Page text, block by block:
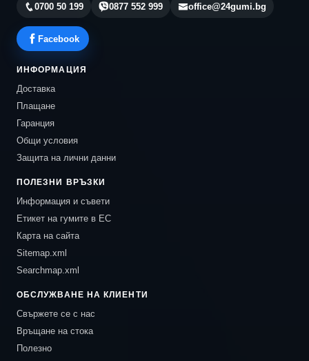
0700 50 199 0877 552 999 office@24gumi.bg
Facebook
ИНФОРМАЦИЯ
Доставка
Плащане
Гаранция
Общи условия
Защита на лични данни
ПОЛЕЗНИ ВРЪЗКИ
Информация и съвети
Етикет на гумите в ЕС
Карта на сайта
Sitemap.xml
Searchmap.xml
ОБСЛУЖВАНЕ НА КЛИЕНТИ
Свържете се с нас
Връщане на стока
Полезно